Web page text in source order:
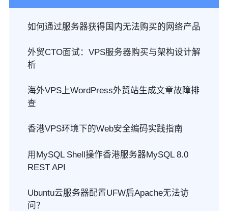
如何通过服务器获得国内无法购买的网络产品
外贸CTO面试：VPS服务器购买与架构设计解
析
海外VPS上WordPress外贸站生成文章故障排
查
香港VPS环境下的Web安全编码实践指南
用MySQL Shell操作香港服务器MySQL 8.0
REST API
Ubuntu云服务器配置UFW后Apache无法访
问？